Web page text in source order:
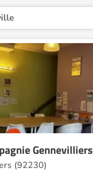
Gennevilliers
(92230)